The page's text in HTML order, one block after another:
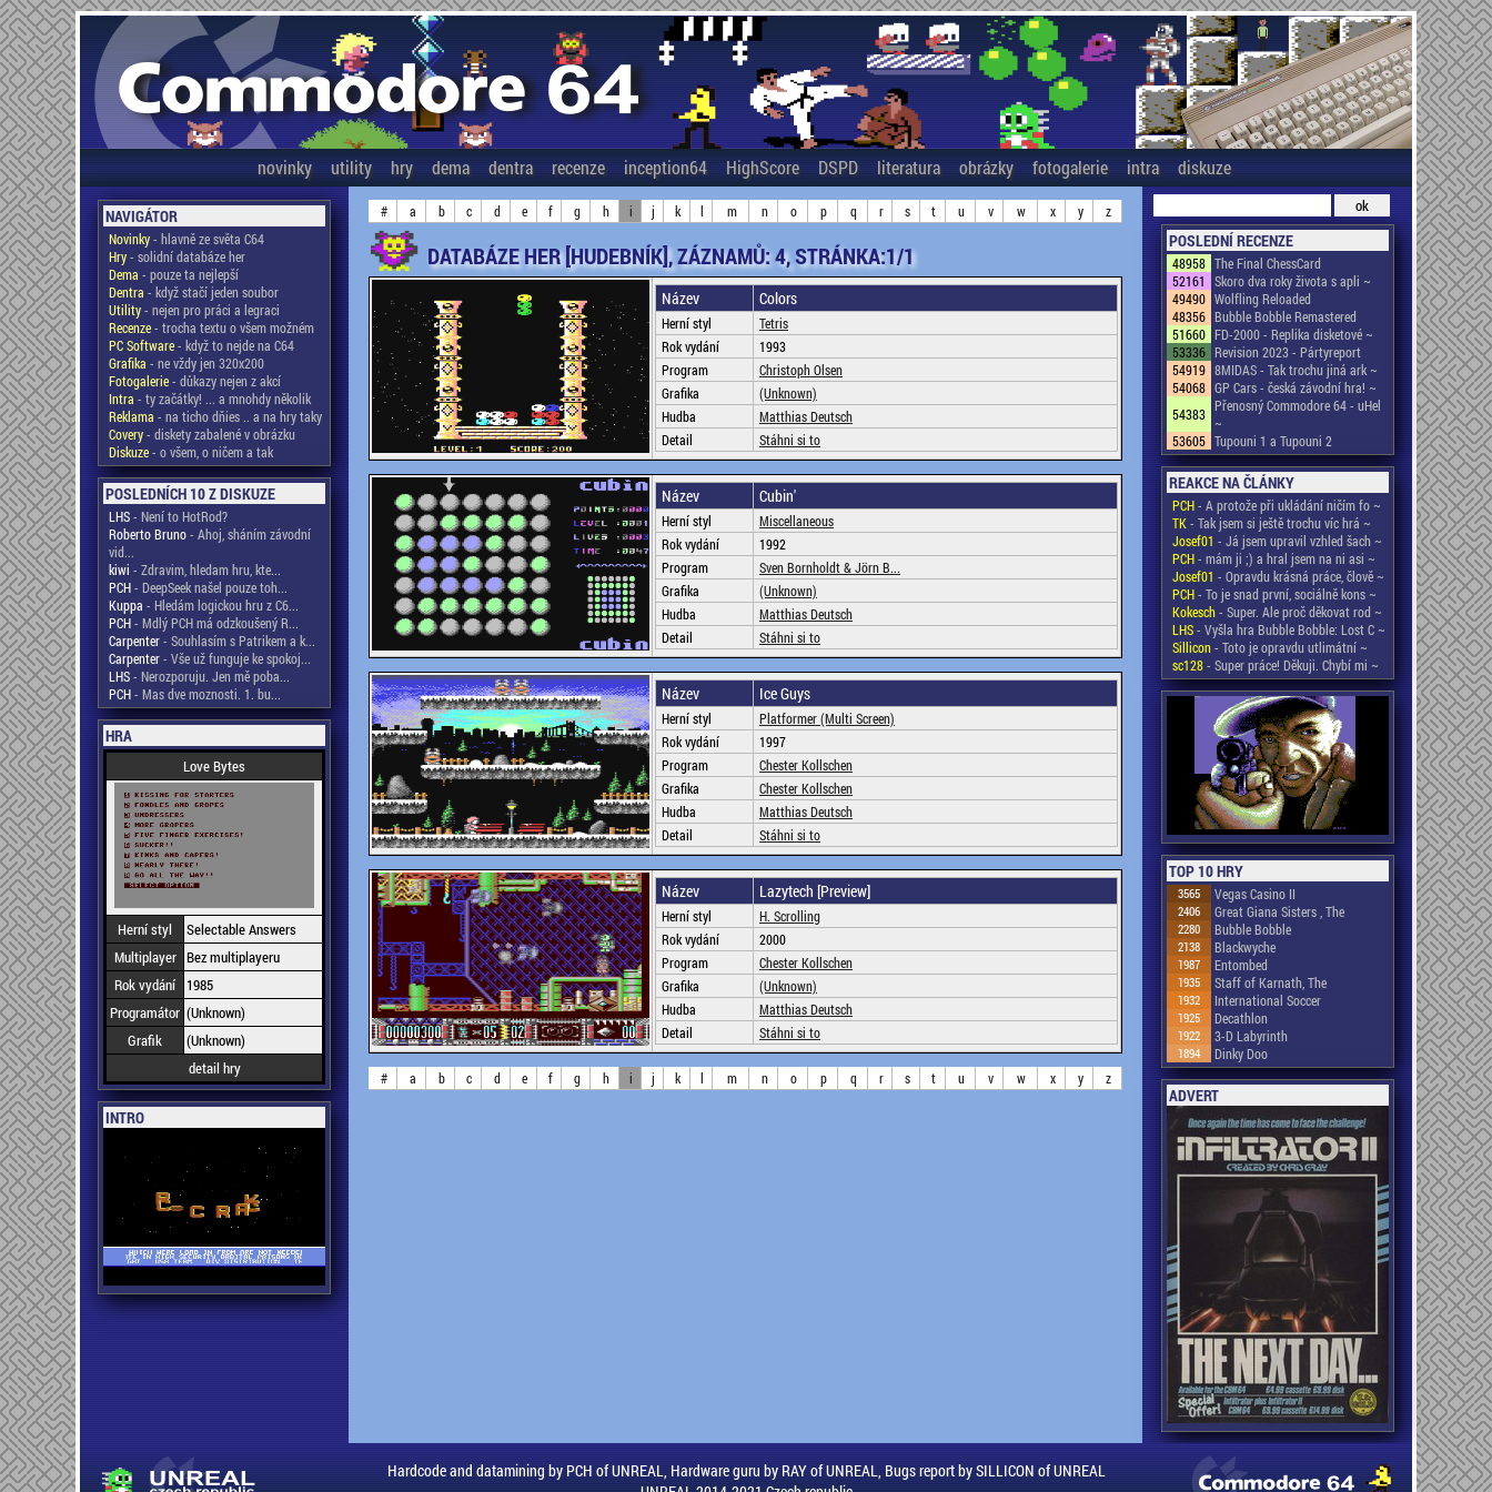
novinky utility hry dema dentra recenze inception64 HighScore DSPD literatura obrázky fotogalerie intra diskuze
NAVIGÁTOR
Novinky- hlavně ze světa C64
Hry- solidní databáze her
Dema - pouze ta nejlepší
Dentra - když stačí jeden soubor
Utility- nejen pro práci a legraci
Recenze- trocha textu o všem možném
PC Software- když to nejde na C64
Grafika - ne vždy jen 320x200
Fotogalerie- důkazy nejen z akcí
Intra - ty začátky! ... a mnohdy několik
Reklama - na ticho dňies .. a na hry taky
Covery- diskety zabalené v obrázku
Diskuze- o všem, o ničem a tak
POSLEDNÍCH 10 Z DISKUZE
LHS- Není to HotRod?
Roberto Bruno- Ahoj, sháním závodní
vid...
kiwi - Zdravim, hledam hru, kte...
PCH- DeepSeek našel pouze toh...
Kuppa - Hledám logickou hru z C6...
PCH- Mdlý PCH má odzkoušený R...
Carpenter- Souhlasím s Patrikem a k...
Carpenter- Vše už funguje ke spokoj...
LHS- Nerozporuju. Jen mě poba...
PCH- Mas dve moznosti. 1. bu...
HRA
Love Bytes
Herní styl
Selectable Answers
Multiplayer Bez multiplayeru
Rok vydání
1985
Programátor (Unknown)
Grafik
(Unknown)
detail hry
INTRO
# a b c d e f g h i j k l m n o p q r s t u v w x y z
DATABÁZE HER [HUDEBNÍK], ZÁZNAMŮ: 4, STRÁNKA:1/1
Název Colors
Herní styl
Tetris
Rok vydání
1993
Program
Christoph Olsen
Grafika
(Unknown)
Hudba
Matthias Deutsch
Detail
Stáhni si to
Název Cubin'
Herní styl
Miscellaneous
Rok vydání
1992
Program
Sven Bornholdt & Jörn B...
Grafika
(Unknown)
Hudba
Matthias Deutsch
Detail
Stáhni si to
Název Ice Guys
Herní styl
Platformer (Multi Screen)
Rok vydání
1997
Program
Chester Kollschen
Grafika
Chester Kollschen
Hudba
Matthias Deutsch
Detail
Stáhni si to
Název Lazytech [Preview]
Herní styl
H. Scrolling
Rok vydání
2000
Program
Chester Kollschen
Grafika
(Unknown)
Hudba
Matthias Deutsch
Detail
Stáhni si to
# a b c d e f g h i j k l m n o p q r s t u v w x y z
POSLEDNÍ RECENZE
48958 The Final ChessCard
52161
Skoro dva roky života s apli ~
49490 Wolfling Reloaded
48356 Bubble Bobble Remastered
51660 FD-2000 - Replika disketové ~
53336 Revision 2023 - Pártyreport
54919 8MIDAS - Tak trochu jiná ark ~
54068 GP Cars - česká závodní hra! ~
54383 Přenosný Commodore 64 - uHel
~
53605 Tupouni 1 a Tupouni 2
REAKCE NA ČLÁNKY
PCH- A protože při ukládání ničím fo ~
TK- Tak jsem si ještě trochu víc hrá ~
Josef01 - Já jsem upravil vzhled šach ~
PCH- mám ji ;) a hral jsem na ni asi ~
Josef01 - Opravdu krásná práce, člově ~
PCH- To je snad první, sociálně kons ~
Kokesch- Super. Ale proč děkovat rod ~
LHS- Vyšla hra Bubble Bobble: Lost C ~
Sillicon- Toto je opravdu utlimátní ~
sc128- Super práce! Děkuji. Chybí mi ~
TOP 10 HRY
3565 Vegas Casino II
2406 Great Giana Sisters , The
2280 Bubble Bobble
2138 Blackwyche
1987 Entombed
1935 Staff of Karnath, The
1932 International Soccer
1925 Decathlon
1922 3-D Labyrinth
1894 Dinky Doo
ADVERT
Hardcode and datamining by PCH of UNREAL, Hardware guru by RAY of UNREAL, Bugs report by SILLICON of UNREAL